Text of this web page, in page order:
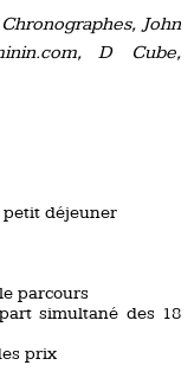
John
D Cube,
petit déjeuner
parcours
simultané des 18
prix